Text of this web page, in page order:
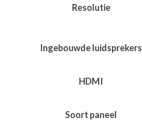
Resolutie
Ingebouwde luidsprekers
HDMI
Soort paneel